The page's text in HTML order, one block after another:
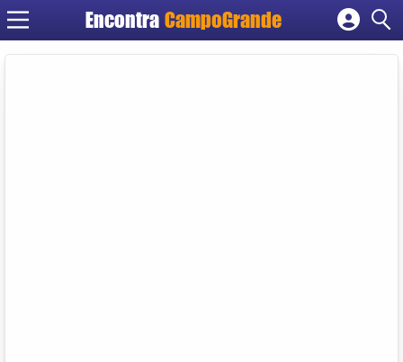
Encontra CampoGrande
Cadastrar empresa